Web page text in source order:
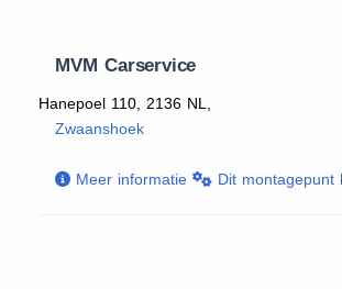
MVM Carservice
Hanepoel 110, 2136 NL,
Zwaanshoek
Meer informatie Dit montagepunt